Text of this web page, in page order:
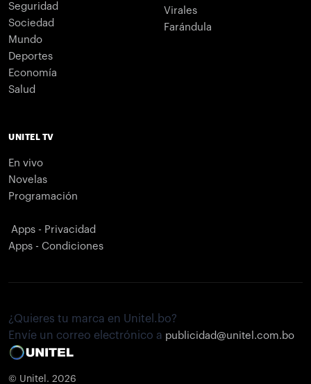
Seguridad
Sociedad
Mundo
Deportes
Economía
Salud
Virales
Farándula
UNITEL TV
En vivo
Novelas
Programación
Apps - Privacidad
Apps - Condiciones
¿Quieres tu marca en Unitel.bo?
Envíe un correo electrónico a publicidad@unitel.com.bo
© Unitel. 2026